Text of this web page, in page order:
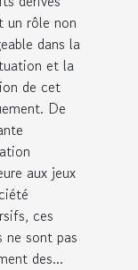
un rôle non
dans la
et la
de cet
De
aux jeux
ces
ne sont pas
des...